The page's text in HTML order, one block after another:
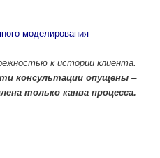
моделирования
к истории клиента.
консультации опущены –
только канва процесса.